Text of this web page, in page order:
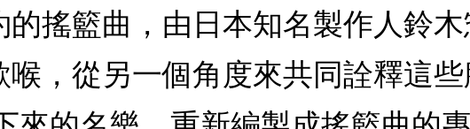
搖籃曲，由日本知名製作人鈴
，從另一個角度來共同詮釋這些